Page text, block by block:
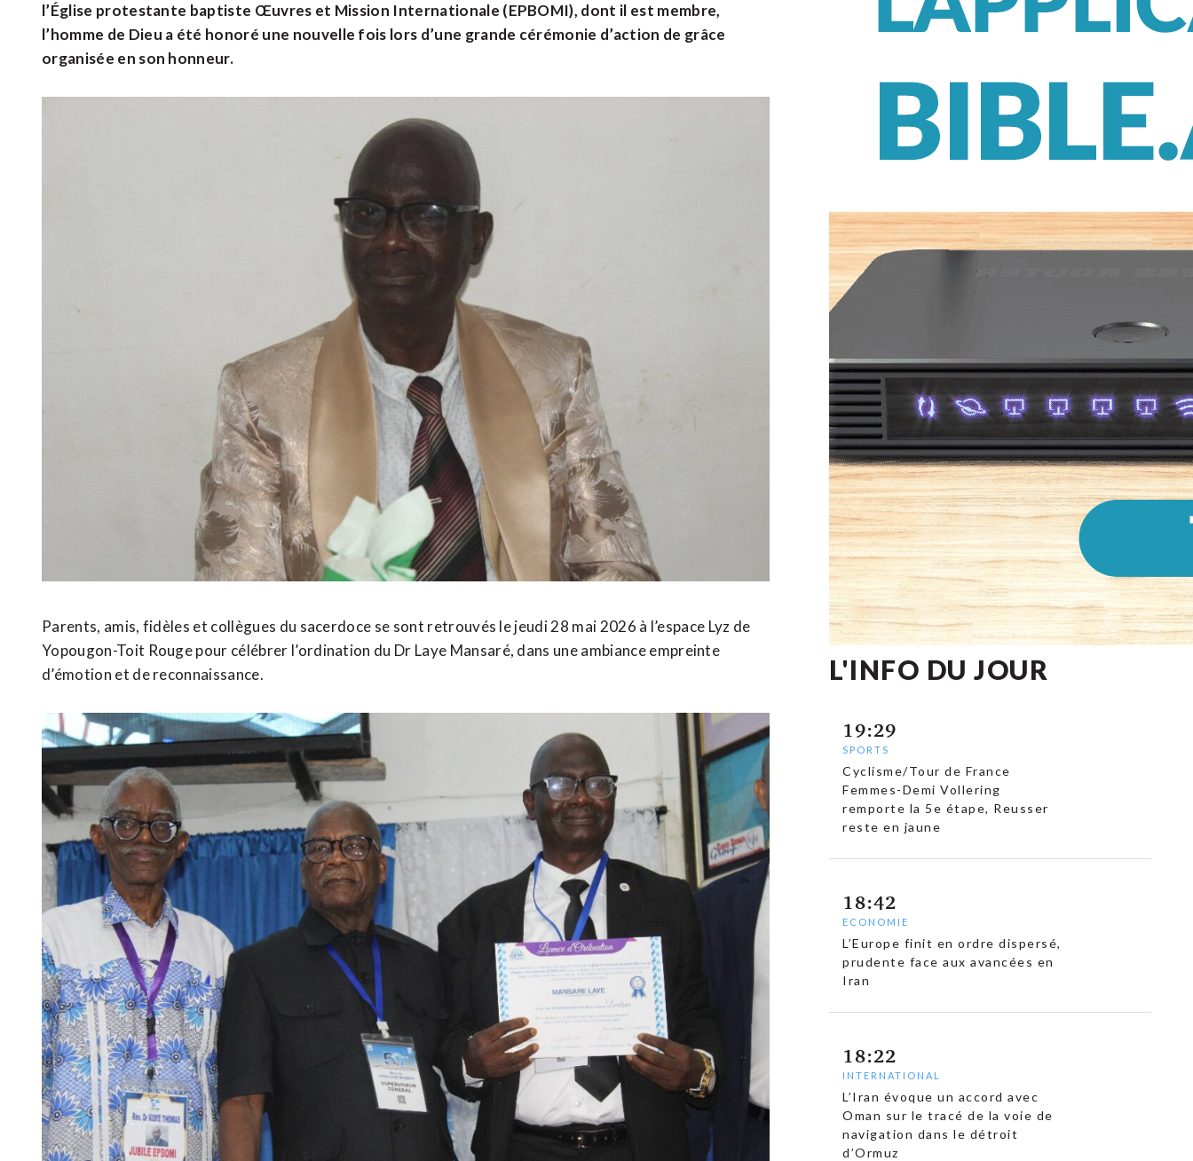
l’Église protestante baptiste Œuvres et Mission Internationale (EPBOMI), dont il est membre,
l’homme de Dieu a été honoré une nouvelle fois lors d’une grande cérémonie d’action de grâce
organisée en son honneur.
Parents, amis, fidèles et collègues du sacerdoce se sont retrouvés le jeudi 28 mai 2026 à l’espace Lyz de
Yopougon-Toit Rouge pour célébrer l’ordination du Dr Laye Mansaré, dans une ambiance empreinte
d’émotion et de reconnaissance.
L'INFO DU JOUR
19:29
SPORTS
Cyclisme/Tour de France
Femmes-Demi Vollering
remporte la 5e étape, Reusser
reste en jaune
18:42
ECONOMIE
L’Europe finit en ordre dispersé,
prudente face aux avancées en
Iran
18:22
INTERNATIONAL
L’Iran évoque un accord avec
Oman sur le tracé de la voie de
navigation dans le détroit
d’Ormuz